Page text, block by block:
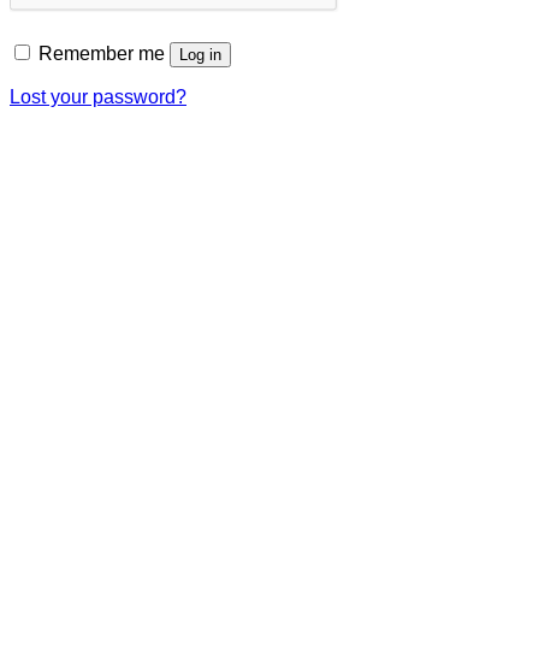
Remember me Log in
Lost your password?